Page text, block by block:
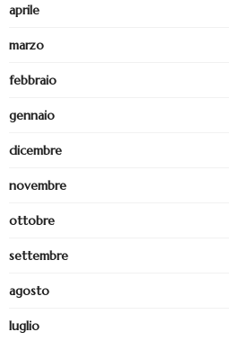
aprile
marzo
febbraio
gennaio
dicembre
novembre
ottobre
settembre
agosto
luglio